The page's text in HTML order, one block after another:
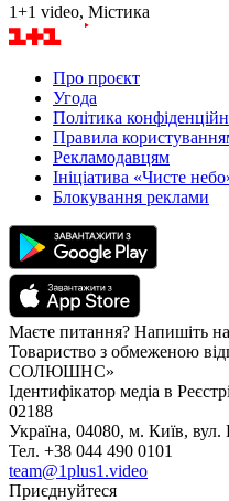
1+1 video, Містика
Про проєкт
Угода
Політика
Правила
Рекламодавцям
Ініціатива «Чисте
Блокування реклами
Маєте питання? Напишіть
Товариство з обмеженою
СОЛЮШНС»
Ідентифікатор медіа в
02188
Україна, 04080, м. Київ, вул.
Тел. +38 044 490 0101
team@1plus1.video
Приєднуйтеся